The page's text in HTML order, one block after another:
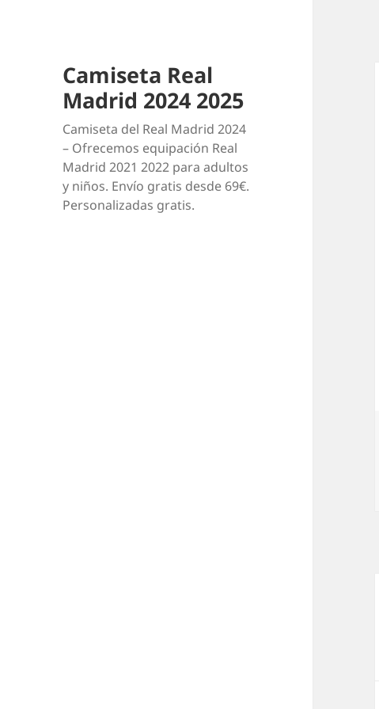
Camiseta Real
Madrid 2024 2025
Camiseta del Real Madrid 2024
– Ofrecemos equipación Real
Madrid 2021 2022 para adultos
y niños. Envío gratis desde 69€.
Personalizadas gratis.